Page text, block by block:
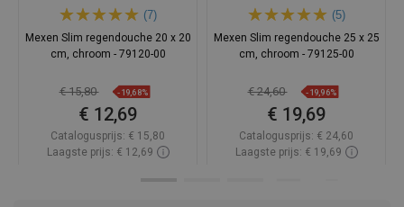
(7)
Mexen Slim regendouche 20 x 20
cm, chroom - 79120-00
€ 15,80 -19,68%
€ 12,69
Catalogusprijs: € 15,80
Laagste prijs: € 12,69
(5)
Mexen Slim regendouche 25 x 25
cm, chroom - 79125-00
€ 24,60 -19,96%
€ 19,69
Catalogusprijs: € 24,60
Laagste prijs: € 19,69